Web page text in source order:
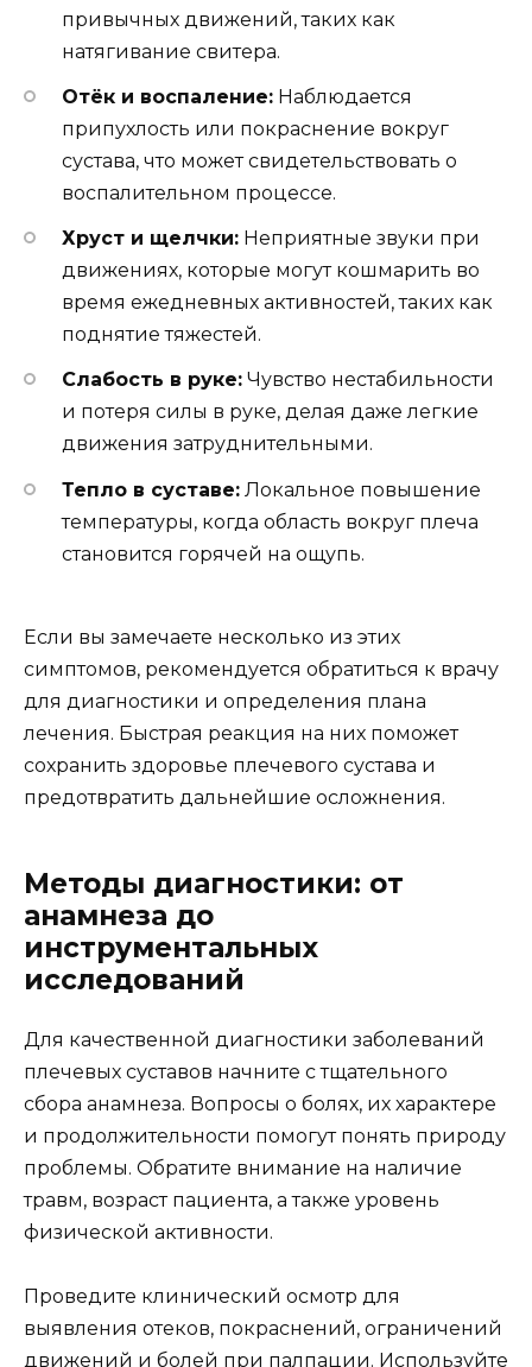
привычных движений, таких как
натягивание свитера.
Отёк и воспаление: Наблюдается
припухлость или покраснение вокруг
сустава, что может свидетельствовать о
воспалительном процессе.
Хруст и щелчки: Неприятные звуки при
движениях, которые могут кошмарить во
время ежедневных активностей, таких как
поднятие тяжестей.
Слабость в руке: Чувство нестабильности
и потеря силы в руке, делая даже легкие
движения затруднительными.
Тепло в суставе: Локальное повышение
температуры, когда область вокруг плеча
становится горячей на ощупь.
Если вы замечаете несколько из этих
симптомов, рекомендуется обратиться к врачу
для диагностики и определения плана
лечения. Быстрая реакция на них поможет
сохранить здоровье плечевого сустава и
предотвратить дальнейшие осложнения.
Методы диагностики: от
анамнеза до
инструментальных
исследований
Для качественной диагностики заболеваний
плечевых суставов начните с тщательного
сбора анамнеза. Вопросы о болях, их характере
и продолжительности помогут понять природу
проблемы. Обратите внимание на наличие
травм, возраст пациента, а также уровень
физической активности.
Проведите клинический осмотр для
выявления отеков, покраснений, ограничений
движений и болей при палпации. Используйте